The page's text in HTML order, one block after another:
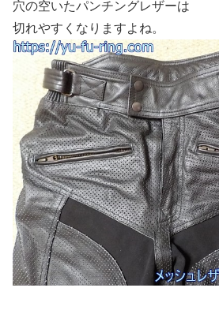
穴の空いたパンチングレザーは
切れやすくなりますよね。